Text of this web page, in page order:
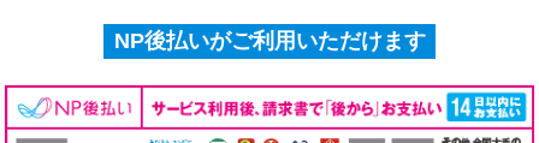
NP後払いがご利用いただけます